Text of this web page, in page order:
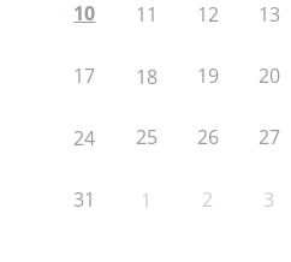
10 11 12 13
17 18 19 20
24 25 26 27
31 1 2 3